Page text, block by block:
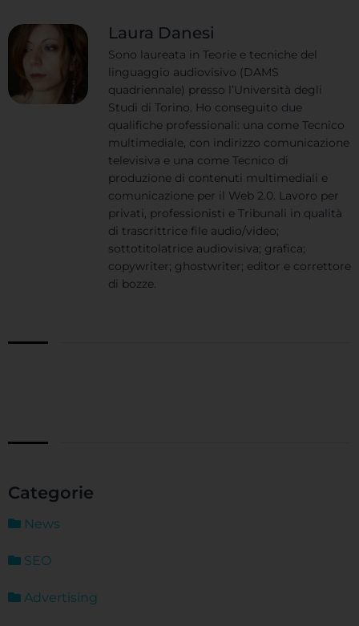
Laura Danesi
Sono laureata in Teorie e tecniche del
linguaggio audiovisivo (DAMS
quadriennale) presso l’Università degli
Studi di Torino. Ho conseguito due
qualifiche professionali: una come Tecnico
multimediale, con indirizzo comunicazione
televisiva e una come Tecnico di
produzione di contenuti multimediali e
comunicazione per il Web 2.0. Lavoro per
privati, professionisti e Tribunali in qualità
di trascrittrice file audio/video;
sottotitolatrice audiovisiva; grafica;
copywriter; ghostwriter; editor e correttore
di bozze.
Categorie
News
SEO
Advertising